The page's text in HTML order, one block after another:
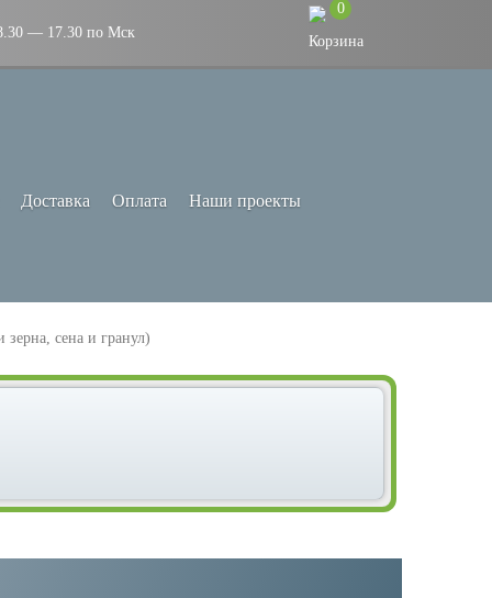
— 17.30 по Мск
0
Доставка Оплата Наши проекты
зерна, сена и гранул)